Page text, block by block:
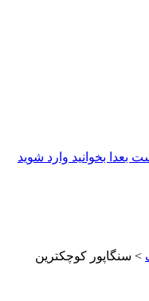
بعدا بخوانید وارد شوید
>